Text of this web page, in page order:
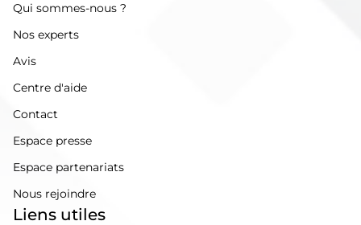
Qui sommes-nous ?
Nos experts
Avis
Centre d'aide
Contact
Espace presse
Espace partenariats
Nous rejoindre
Liens utiles